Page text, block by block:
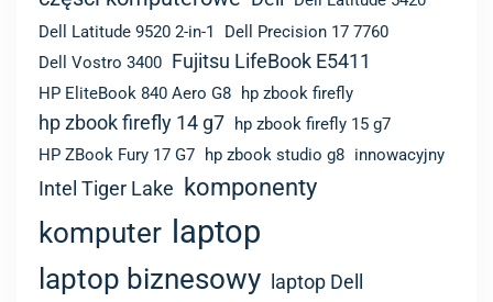
Dell Latitude 9520 2-in-1
Dell Precision 17 7760
Dell Vostro 3400 Fujitsu LifeBook E5411
HP EliteBook 840 Aero G8 hp zbook firefly
hp zbook firefly 14 g7
hp zbook firefly 15 g7
HP ZBook Fury 17 G7
hp zbook studio g8 innowacyjny
Intel Tiger Lake komponenty
komputer laptop
laptop biznesowy laptop Dell